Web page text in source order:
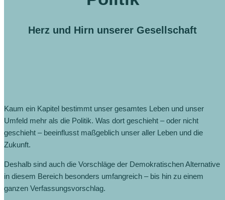
Herz und Hirn unserer Gesellschaft
Kaum ein Kapitel bestimmt unser gesamtes Leben und unser
Umfeld mehr als die Politik. Was dort geschieht – oder nicht
geschieht – beeinflusst maßgeblich unser aller Leben und die
Zukunft.
Deshalb sind auch die Vorschläge der Demokratischen Alternative
in diesem Bereich besonders umfangreich – bis hin zu einem
ganzen Verfassungsvorschlag.